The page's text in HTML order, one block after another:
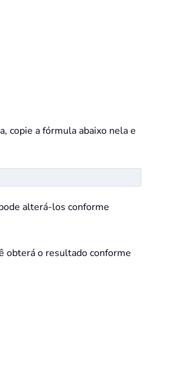
copie a fórmula abaixo nela e
alterá-los conforme
obterá o resultado conforme